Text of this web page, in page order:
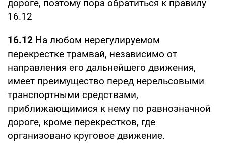
дороге, поэтому пора обратиться к правилу
16.12
16.12 На любом нерегулируемом
перекрестке трамвай, независимо от
направления его дальнейшего движения,
имеет преимущество перед нерельсовыми
транспортными средствами,
приближающимися к нему по равнозначной
дороге, кроме перекрестков, где
организовано круговое движение.